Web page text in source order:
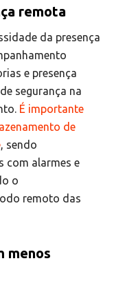
remota
da presença
e presença
segurança na
É importante
de
, sendo
com alarmes e
o
remoto das
menos